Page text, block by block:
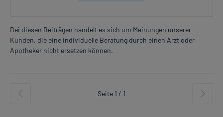
Bei diesen Beiträgen handelt es sich um Meinungen unserer
Kunden, die eine individuelle Beratung durch einen Arzt oder
Apotheker nicht ersetzen können.
Seite 1 / 1